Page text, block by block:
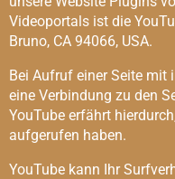
Videoportals ist die
Bruno, CA 94066, USA.
Bei Aufruf einer Seite mit
eine Verbindung zu den
YouTube erfährt
aufgerufen haben.
YouTube kann Ihr